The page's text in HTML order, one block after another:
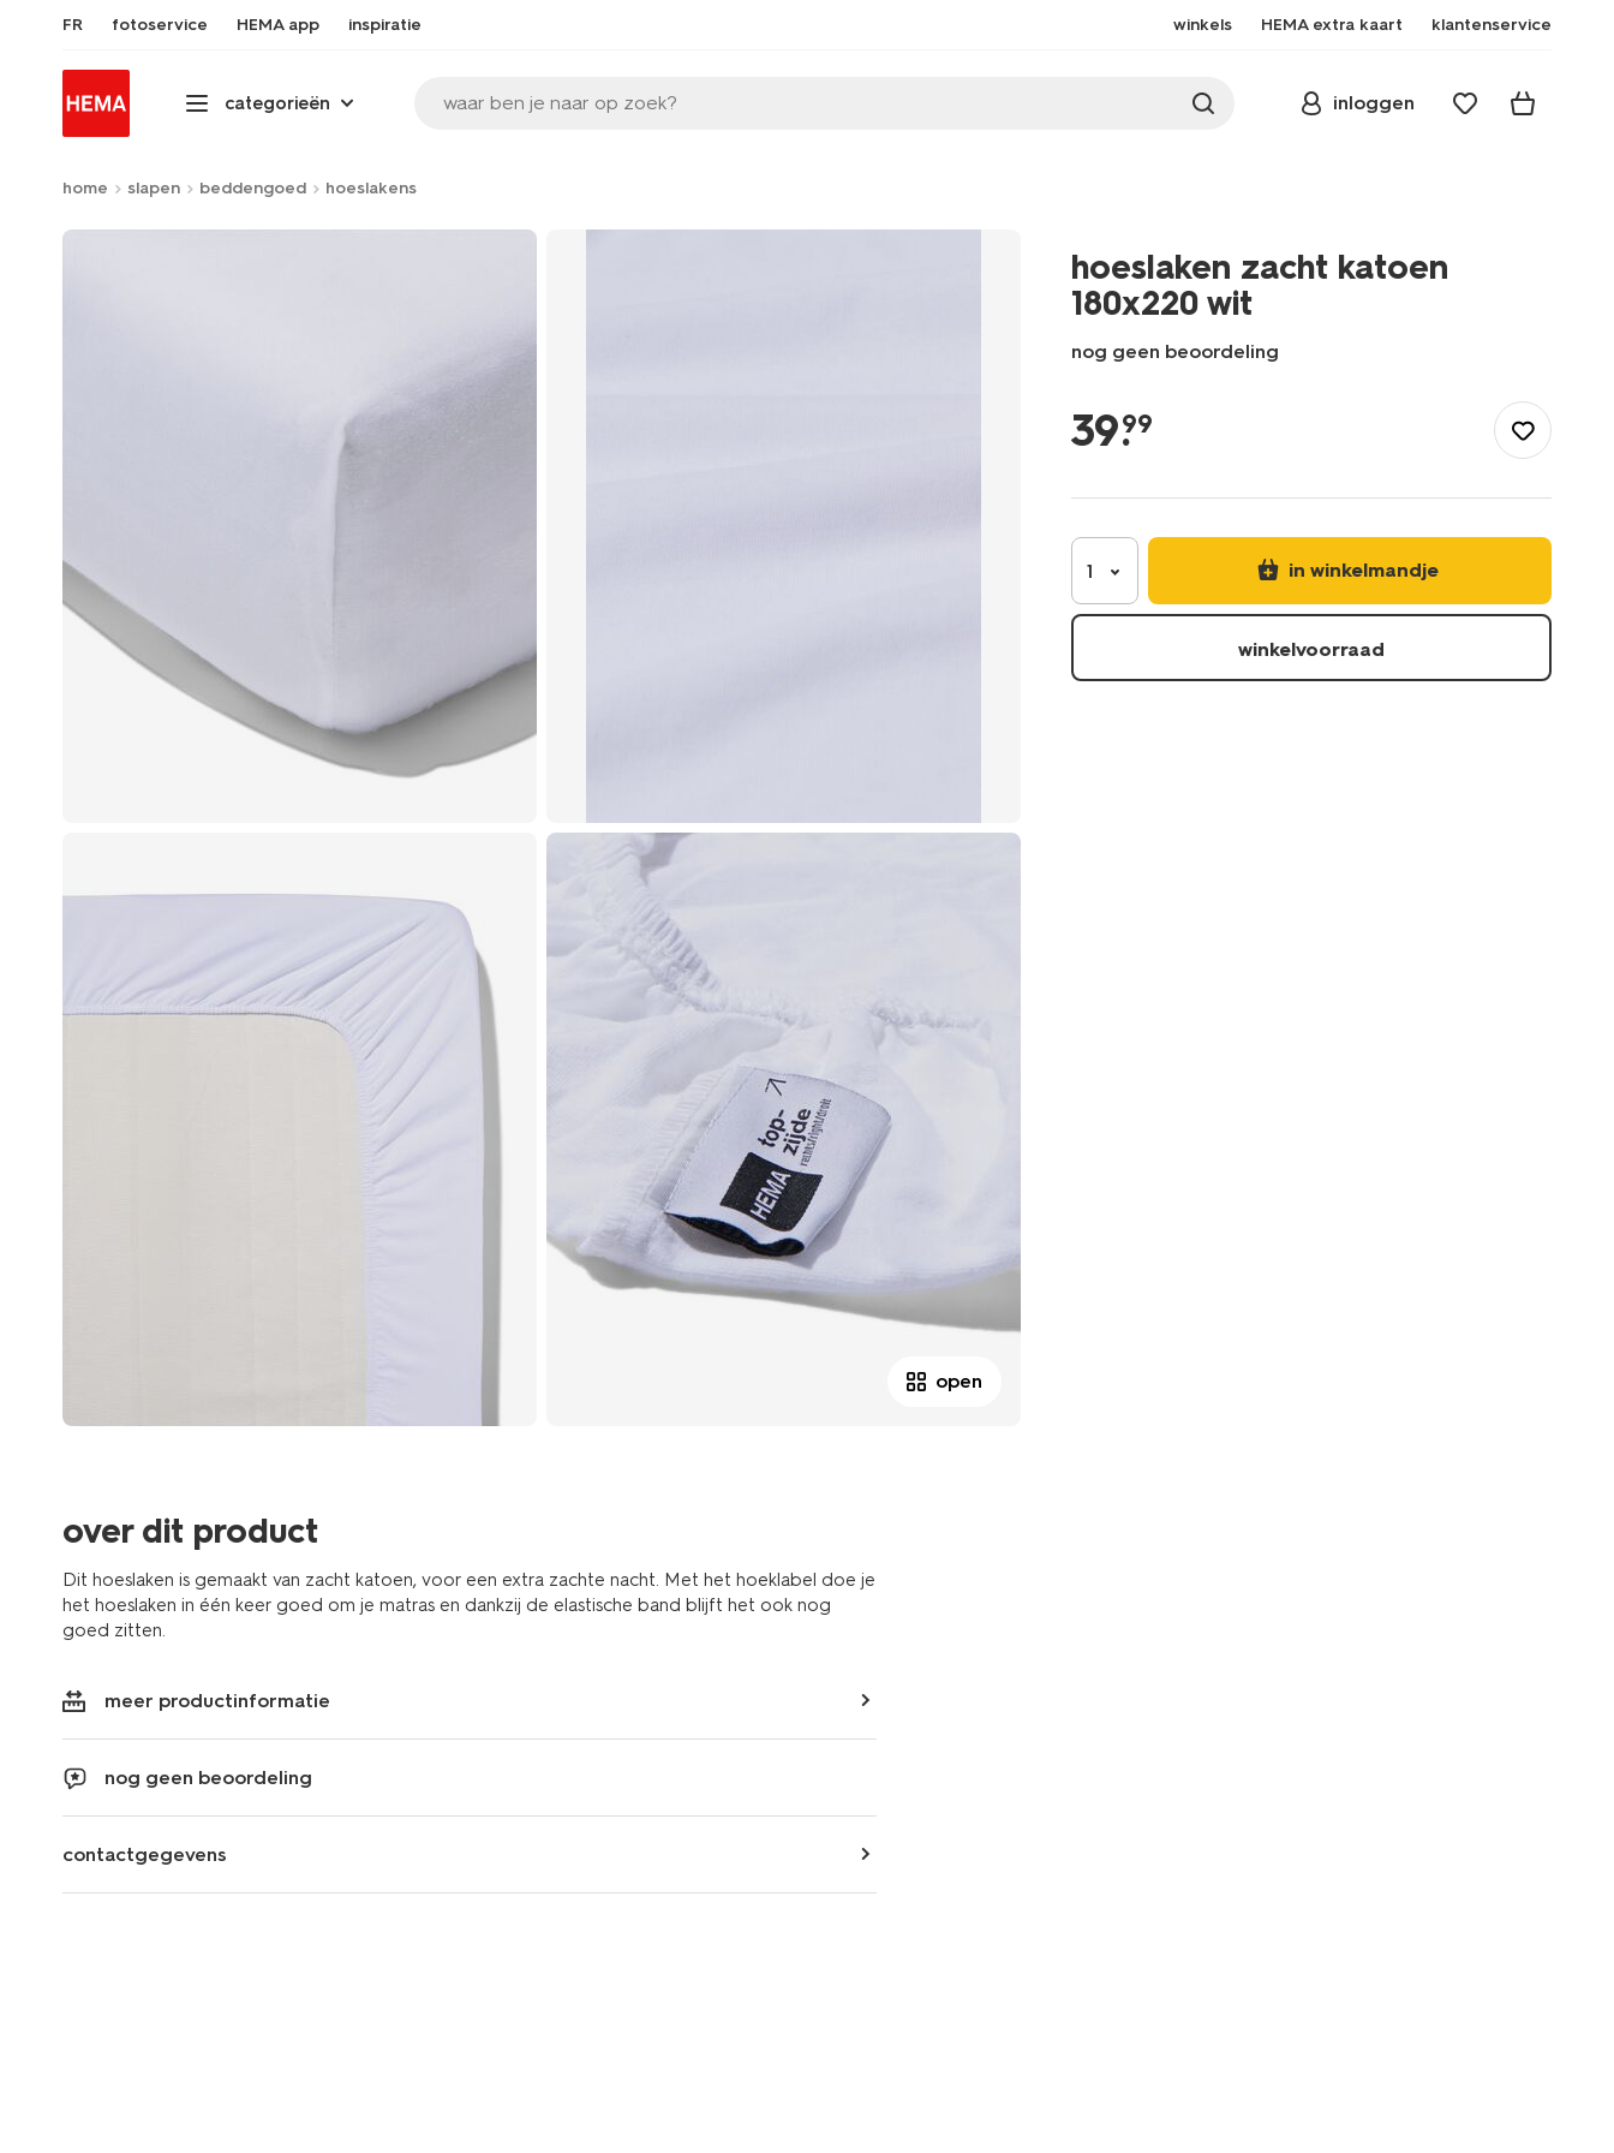
FR fotoservice HEMA app inspiratie winkels HEMA extra kaart klantenservice
categorieën waar ben je naar op zoek? inloggen
home slapen beddengoed hoeslakens
open
over dit product
Dit hoeslaken is gemaakt van zacht katoen, voor een extra zachte nacht. Met het hoeklabel doe je
het hoeslaken in één keer goed om je matras en dankzij de elastische band blijft het ook nog
goed zitten.
meer productinformatie
nog geen beoordeling
contactgegevens
hoeslaken zacht katoen
180x220 wit
nog geen beoordeling
zacht-
5190034.html
39.
99
1 in winkelmandje
winkelvoorraad